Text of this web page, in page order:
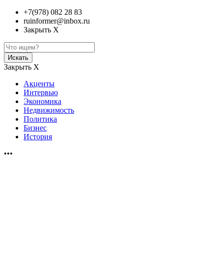
+7(978) 082 28 83
ruinformer@inbox.ru
Закрыть Х
Искать
Закрыть Х
Акценты
Интервью
Экономика
Недвижимость
Политика
Бизнес
История
•••